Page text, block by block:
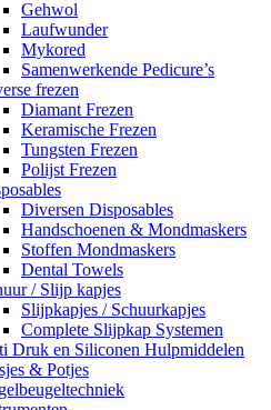
Gehwol
Laufwunder
Mykored
Samenwerkende Pedicure’s
frezen
Diamant Frezen
Keramische Frezen
Tungsten Frezen
Polijst Frezen
Diversen Disposables
Handschoenen & Mondmaskers
Stoffen Mondmaskers
Dental Towels
/ Slijp kapjes
Slijpkapjes / Schuurkapjes
Complete Slijpkap Systemen
Druk en Siliconen Hulpmiddelen
& Potjes